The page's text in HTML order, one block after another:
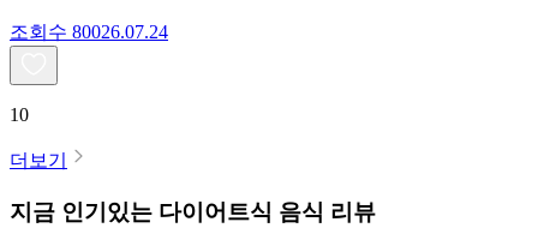
조회수 80026.07.24
10
더보기
지금 인기있는 다이어트식 음식 리뷰